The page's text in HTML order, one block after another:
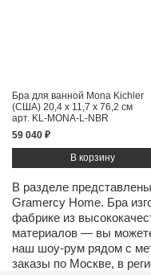
Бра для ванной Mona Kichler
(США) 20,4 x 11,7 x 76,2 см
арт. KL-MONA-L-NBR
59 040 ₽
В разделе
Gramercy Home. Бра
фабрике из
материалов — вы
наш шоу-рум рядом с
заказы по Москве, в